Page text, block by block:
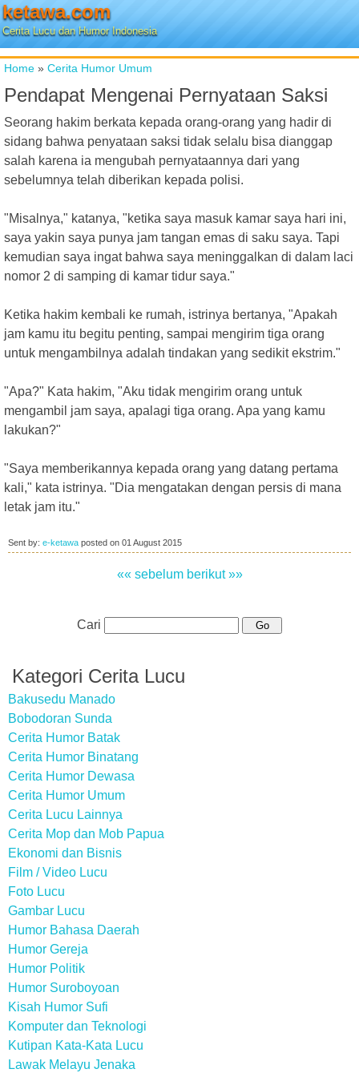
ketawa.com
Cerita Lucu dan Humor Indonesia
Home » Cerita Humor Umum
Pendapat Mengenai Pernyataan Saksi
Seorang hakim berkata kepada orang-orang yang hadir di
sidang bahwa penyataan saksi tidak selalu bisa dianggap
salah karena ia mengubah pernyataannya dari yang
sebelumnya telah diberikan kepada polisi.
"Misalnya," katanya, "ketika saya masuk kamar saya hari ini,
saya yakin saya punya jam tangan emas di saku saya. Tapi
kemudian saya ingat bahwa saya meninggalkan di dalam laci
nomor 2 di samping di kamar tidur saya."
Ketika hakim kembali ke rumah, istrinya bertanya, "Apakah
jam kamu itu begitu penting, sampai mengirim tiga orang
untuk mengambilnya adalah tindakan yang sedikit ekstrim."
"Apa?" Kata hakim, "Aku tidak mengirim orang untuk
mengambil jam saya, apalagi tiga orang. Apa yang kamu
lakukan?"
"Saya memberikannya kepada orang yang datang pertama
kali," kata istrinya. "Dia mengatakan dengan persis di mana
letak jam itu."
Sent by: e-ketawa posted on 01 August 2015
«« sebelum berikut »»
Cari
Kategori Cerita Lucu
Bakusedu Manado
Bobodoran Sunda
Cerita Humor Batak
Cerita Humor Binatang
Cerita Humor Dewasa
Cerita Humor Umum
Cerita Lucu Lainnya
Cerita Mop dan Mob Papua
Ekonomi dan Bisnis
Film / Video Lucu
Foto Lucu
Gambar Lucu
Humor Bahasa Daerah
Humor Gereja
Humor Politik
Humor Suroboyoan
Kisah Humor Sufi
Komputer dan Teknologi
Kutipan Kata-Kata Lucu
Lawak Melayu Jenaka